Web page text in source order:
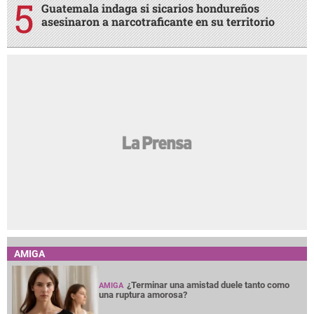
Guatemala indaga si sicarios hondureños
asesinaron a narcotraficante en su territorio
AMIGA
AMIGA ¿Terminar una amistad duele tanto como
una ruptura amorosa?